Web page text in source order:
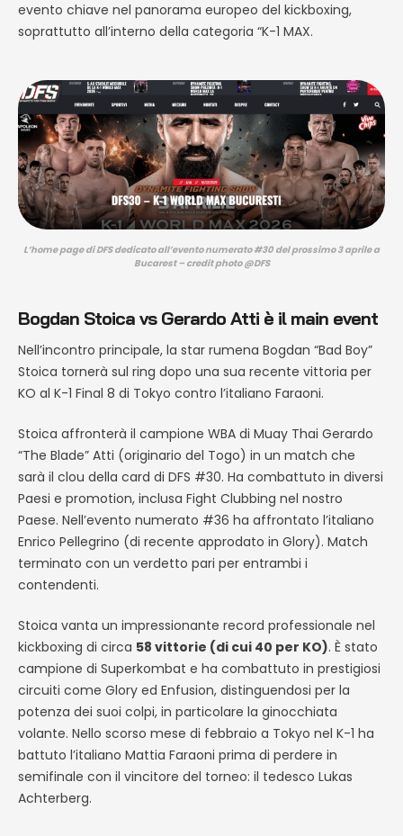
evento chiave nel panorama europeo del kickboxing,
soprattutto all’interno della categoria “K-1 MAX.
L’home page di DFS dedicato all’evento numerato #30 del prossimo 3 aprile a
Bucarest – credit photo @DFS
Bogdan Stoica vs Gerardo Atti è il main event
Nell’incontro principale, la star rumena Bogdan “Bad Boy”
Stoica tornerà sul ring dopo una sua recente vittoria per
KO al K-1 Final 8 di Tokyo contro l’italiano Faraoni.
Stoica affronterà il campione WBA di Muay Thai Gerardo
“The Blade” Atti (originario del Togo) in un match che
sarà il clou della card di DFS #30. Ha combattuto in diversi
Paesi e promotion, inclusa Fight Clubbing nel nostro
Paese. Nell’evento numerato #36 ha affrontato l’italiano
Enrico Pellegrino (di recente approdato in Glory). Match
terminato con un verdetto pari per entrambi i
contendenti.
Stoica vanta un impressionante record professionale nel
kickboxing di circa 58 vittorie (di cui 40 per KO). È stato
campione di Superkombat e ha combattuto in prestigiosi
circuiti come Glory ed Enfusion, distinguendosi per la
potenza dei suoi colpi, in particolare la ginocchiata
volante. Nello scorso mese di febbraio a Tokyo nel K-1 ha
battuto l’italiano Mattia Faraoni prima di perdere in
semifinale con il vincitore del torneo: il tedesco Lukas
Achterberg.